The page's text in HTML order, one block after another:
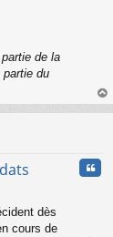
de la
du
au
dès
cours de